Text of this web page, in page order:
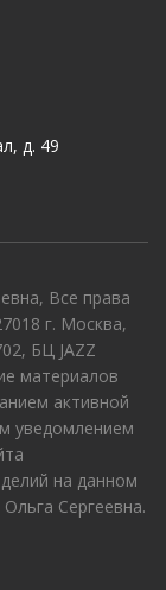
д. 49
Все права
г. Москва,
БЦ JAZZ
материалов
активной
уведомлением
на данном
Сергеевна.